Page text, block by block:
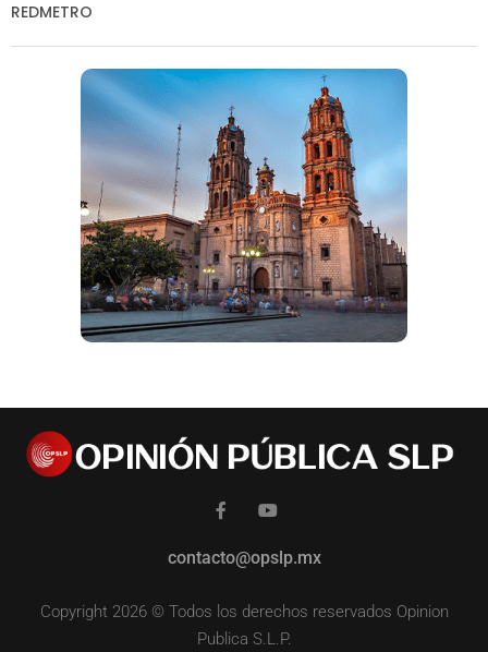
REDMETRO
contacto@opslp.mx
Copyright 2026 © Todos los derechos reservados Opinion
Publica S.L.P.